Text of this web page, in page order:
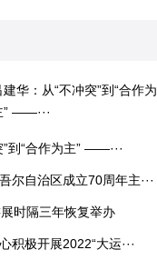
建华：从“不冲突”到“合作为
” ——···
到“合作为主” ——···
尔自治区成立70周年主···
时隔三年恢复举办
积极开展2022“大运···